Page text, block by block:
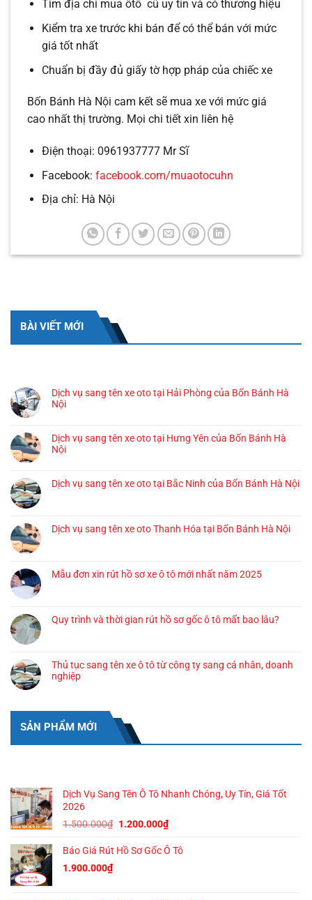
Tìm địa chỉ mua ôtô cũ uy tín và có thương hiệu
Kiểm tra xe trước khi bán để có thể bán với mức
giá tốt nhất
Chuẩn bị đầy đủ giấy tờ hợp pháp của chiếc xe
Bốn Bánh Hà Nội cam kết sẽ mua xe với mức giá
cao nhất thị trường. Mọi chi tiết xin liên hệ
Điện thoại: 0961937777 Mr Sĩ
Facebook: facebook.com/muaotocuhn
Địa chỉ: Hà Nội
BÀI VIẾT MỚI
Dịch vụ sang tên xe oto tại Hải Phòng của Bốn Bánh Hà
Nội
Dịch vụ sang tên xe oto tại Hưng Yên của Bốn Bánh Hà
Nội
Dịch vụ sang tên xe oto tại Bắc Ninh của Bốn Bánh Hà Nội
Dịch vụ sang tên xe oto Thanh Hóa tại Bốn Bánh Hà Nội
Mẫu đơn xin rút hồ sơ xe ô tô mới nhất năm 2025
Quy trình và thời gian rút hồ sơ gốc ô tô mất bao lâu?
Thủ tục sang tên xe ô tô từ công ty sang cá nhân, doanh
nghiệp
SẢN PHẨM MỚI
Dịch Vụ Sang Tên Ô Tô Nhanh Chóng, Uy Tín, Giá Tốt
2026
1.500.000₫ Giá
là:
1.200.000₫Giá
tại
Báo Giá Rút Hồ Sơ Gốc Ô Tô
1.900.000₫